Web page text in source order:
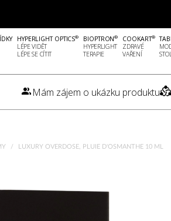
HYPERLIGHT OPTICS®
LÉPE VIDĚT
LÉPE SE CÍTIT
BIOPTRON®
HYPERLIGHT
TERAPIE
COOKART®
ZDRAVÉ
VAŘENÍ
Mám zájem o ukázku produktu
LUXURY OVERDOSE, PLUIE D'OSMANTHE 10 ML